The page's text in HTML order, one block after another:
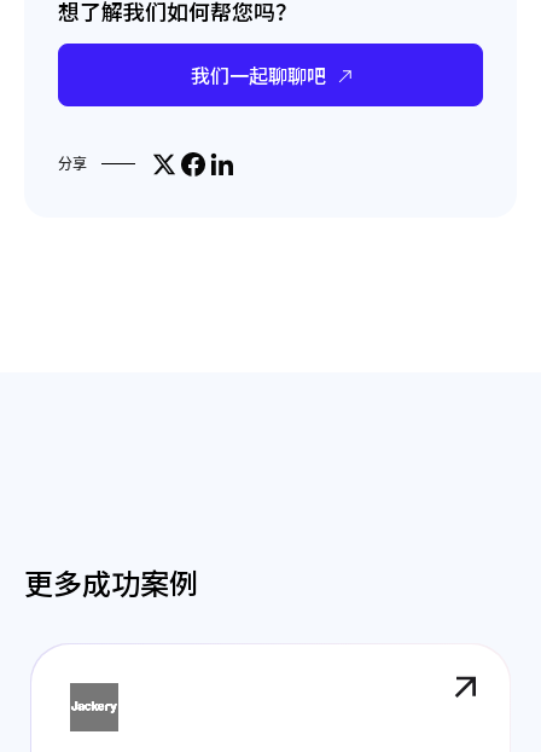
想了解我们如何帮您吗？
我们一起聊聊吧
分享 Share on X
分享到Facebook
分享到LinkedIn
更多成功案例